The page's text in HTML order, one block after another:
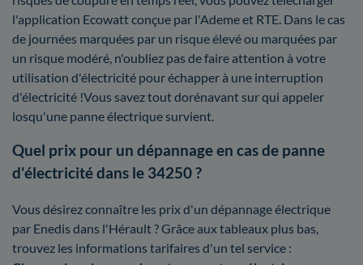
l'application Ecowatt conçue par l'Ademe et RTE. Dans le cas
de journées marquées par un risque élevé ou marquées par
un risque modéré, n'oubliez pas de faire attention à votre
utilisation d'électricité pour échapper à une interruption
d'électricité !Vous savez tout dorénavant sur qui appeler
losqu'une panne électrique survient.
Quel prix pour un dépannage en cas de panne
d'électricité dans le 34250 ?
Vous désirez connaître les prix d'un dépannage électrique
par Enedis dans l'Hérault ? Grâce aux tableaux plus bas,
trouvez les informations tarifaires d'un tel service :